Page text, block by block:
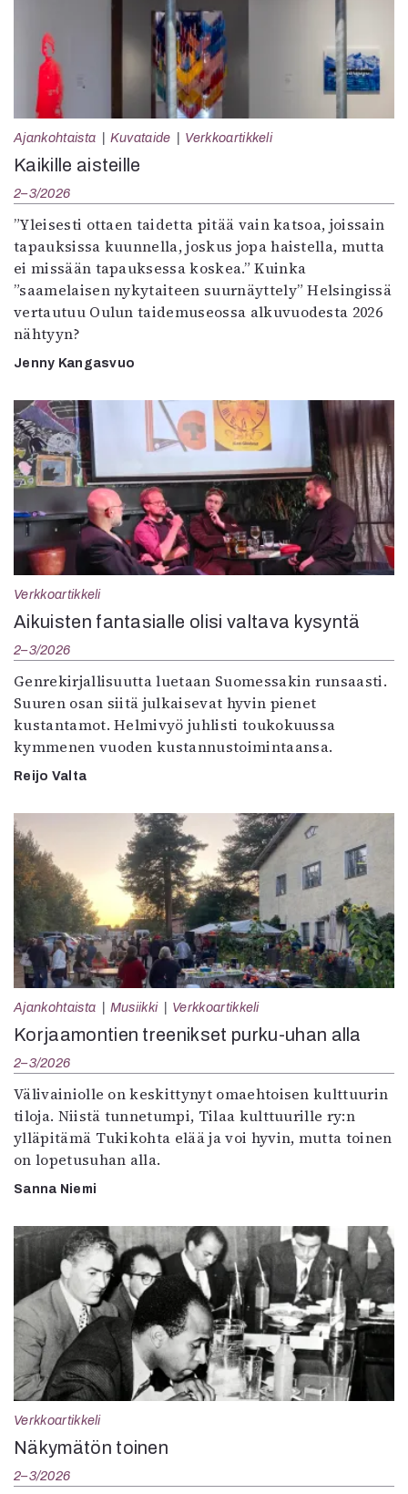
Ajankohtaista Kuvataide Verkkoartikkeli
Kaikille aisteille
2–3/2026
”Yleisesti ottaen taidetta pitää vain katsoa, joissain
tapauksissa kuunnella, joskus jopa haistella, mutta
ei missään tapauksessa koskea.” Kuinka
”saamelaisen nykytaiteen suurnäyttely” Helsingissä
vertautuu Oulun taidemuseossa alkuvuodesta 2026
nähtyyn?
Jenny Kangasvuo
Verkkoartikkeli
Aikuisten fantasialle olisi valtava kysyntä
2–3/2026
Genrekirjallisuutta luetaan Suomessakin runsaasti.
Suuren osan siitä julkaisevat hyvin pienet
kustantamot. Helmivyö juhlisti toukokuussa
kymmenen vuoden kustannustoimintaansa.
Reijo Valta
Ajankohtaista Musiikki Verkkoartikkeli
Korjaamontien treenikset purku-uhan alla
2–3/2026
Välivainiolle on keskittynyt omaehtoisen kulttuurin
tiloja. Niistä tunnetumpi, Tilaa kulttuurille ry:n
ylläpitämä Tukikohta elää ja voi hyvin, mutta toinen
on lopetusuhan alla.
Sanna Niemi
Verkkoartikkeli
Näkymätön toinen
2–3/2026